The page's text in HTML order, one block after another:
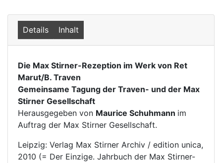
Details Inhalt
Die Max Stirner-Rezeption im Werk von Ret
Marut/B. Traven
Gemeinsame Tagung der Traven- und der Max
Stirner Gesellschaft
Herausgegeben von Maurice Schuhmann im
Auftrag der Max Stirner Gesellschaft.
Leipzig: Verlag Max Stirner Archiv / edition unica,
2010 (= Der Einzige. Jahrbuch der Max Stirner-